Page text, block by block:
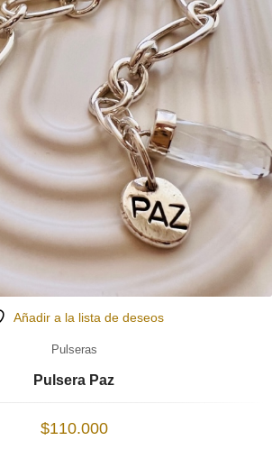
Añadir a la lista de deseos
Pulseras
Pulsera Paz
$110.000